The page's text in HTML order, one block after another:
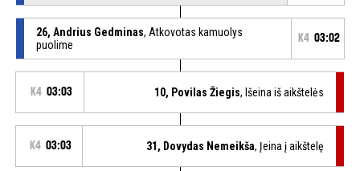
26, Andrius Gedminas, Atkovotas kamuolys
puolime
K4 03:02
K4 03:03 10, Povilas Žiegis, Išeina iš aikštelės
K4 03:03 31, Dovydas Nemeikša, Įeina į aikštelę